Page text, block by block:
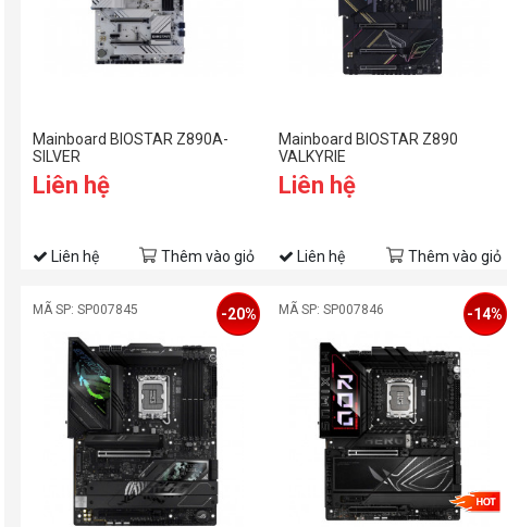
Mainboard BIOSTAR Z890A-
SILVER
Liên hệ
Liên hệ Thêm vào giỏ
Mainboard BIOSTAR Z890
VALKYRIE
Liên hệ
Liên hệ Thêm vào giỏ
MÃ SP: SP007845 -20% MÃ SP: SP007846 -14%